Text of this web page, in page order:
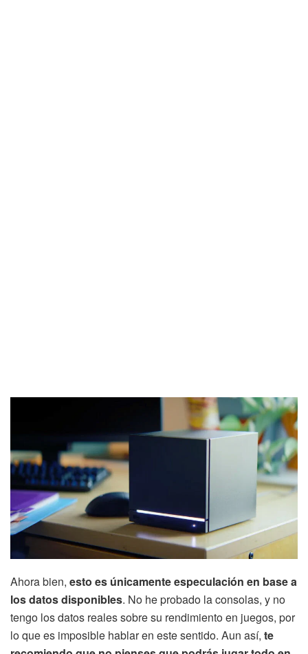
Ahora bien, esto es únicamente especulación en base a
los datos disponibles. No he probado la consolas, y no
tengo los datos reales sobre su rendimiento en juegos, por
lo que es imposible hablar en este sentido. Aun así, te